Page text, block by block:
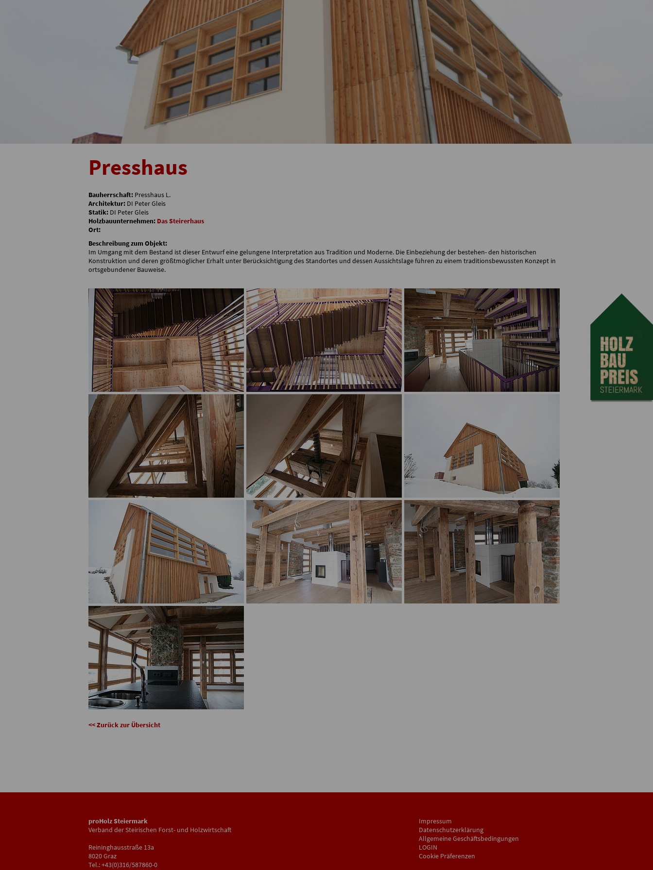
Presshaus
Bauherrschaft: Presshaus L.
Architektur: DI Peter Gleis
Statik: DI Peter Gleis
Holzbauunternehmen: Das Steirerhaus
Ort:
Beschreibung zum Objekt:
Im Umgang mit dem Bestand ist dieser Entwurf eine gelungene Interpretation aus Tradition und Moderne. Die Einbeziehung der bestehen- den historischen
Konstruktion und deren größtmöglicher Erhalt unter Berücksichtigung des Standortes und dessen Aussichtslage führen zu einem traditionsbewussten Konzept in
ortsgebundener Bauweise.
<< Zurück zur Übersicht
proHolz Steiermark
Verband der Steirischen Forst- und Holzwirtschaft
Reininghausstraße 13a
8020 Graz
Tel.: +43(0)316/587860-0
Impressum
Datenschutzerklärung
Allgemeine Geschäftsbedingungen
LOGIN
Cookie Präferenzen